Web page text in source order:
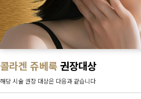
콜라겐 쥬베룩 권장대상
해당 시술 권장 대상은 다음과 같습니다